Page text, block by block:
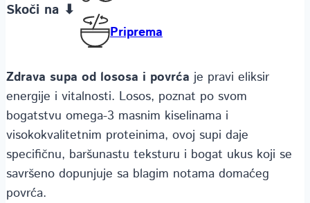
Skoči na ⬇
Priprema
Zdrava supa od lososa i povrća je pravi eliksir
energije i vitalnosti. Losos, poznat po svom
bogatstvu omega-3 masnim kiselinama i
visokokvalitetnim proteinima, ovoj supi daje
specifičnu, baršunastu teksturu i bogat ukus koji se
savršeno dopunjuje sa blagim notama domaćeg
povrća.